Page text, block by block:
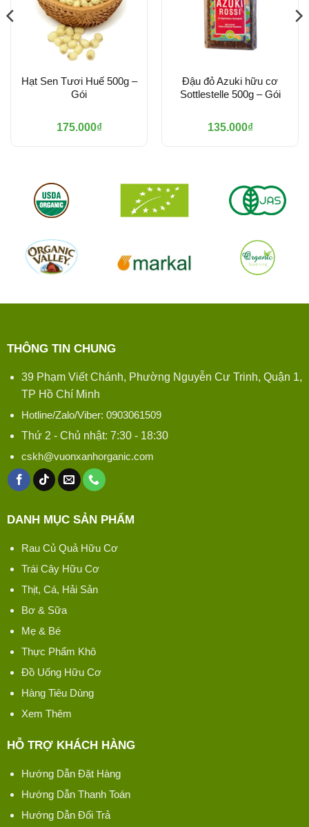
Hạt Sen Tươi Huế 500g –
Gói
175.000₫
Đậu đỏ Azuki hữu cơ
Sottlestelle 500g – Gói
135.000₫
THÔNG TIN CHUNG
39 Phạm Viết Chánh, Phường Nguyễn Cư Trinh, Quận 1,
TP Hồ Chí Minh
Hotline/Zalo/Viber: 0903061509
Thứ 2 - Chủ nhật: 7:30 - 18:30
cskh@vuonxanhorganic.com
DANH MỤC SẢN PHẨM
Rau Củ Quả Hữu Cơ
Trái Cây Hữu Cơ
Thịt, Cá, Hải Sản
Bơ & Sữa
Mẹ & Bé
Thực Phẩm Khô
Đồ Uống Hữu Cơ
Hàng Tiêu Dùng
Xem Thêm
HỖ TRỢ KHÁCH HÀNG
Hướng Dẫn Đặt Hàng
Hướng Dẫn Thanh Toán
Hướng Dẫn Đổi Trả